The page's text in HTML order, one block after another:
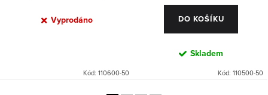
Vyprodáno
Kód: 110600-50
DO KOŠÍKU
Skladem
Kód: 110500-50